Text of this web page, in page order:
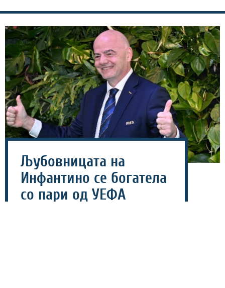
Љубовницата на
Инфантино се богатела
со пари од УЕФА